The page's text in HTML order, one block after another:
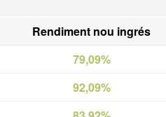
Rendiment nou ingrés
79,09%
92,09%